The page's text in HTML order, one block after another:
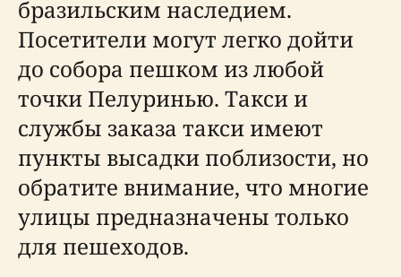
бразильским наследием.
Посетители могут легко дойти
до собора пешком из любой
точки Пелуринью. Такси и
службы заказа такси имеют
пункты высадки поблизости, но
обратите внимание, что многие
улицы предназначены только
для пешеходов.